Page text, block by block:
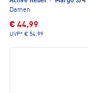
Damen
€ 44,99
UVP* € 54,99